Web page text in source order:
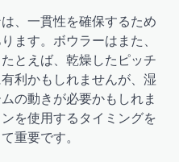
、一貫性を確保するため
ます。ボウラーはまた、
とえば、乾燥したピッチ
利かもしれませんが、湿
の動きが必要かもしれま
を使用するタイミングを
重要です。